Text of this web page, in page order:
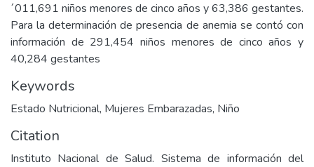
´011,691 niños menores de cinco años y 63,386 gestantes.
Para la determinación de presencia de anemia se contó con
información de 291,454 niños menores de cinco años y
40,284 gestantes
Keywords
Estado Nutricional, Mujeres Embarazadas, Niño
Citation
Instituto Nacional de Salud. Sistema de información del